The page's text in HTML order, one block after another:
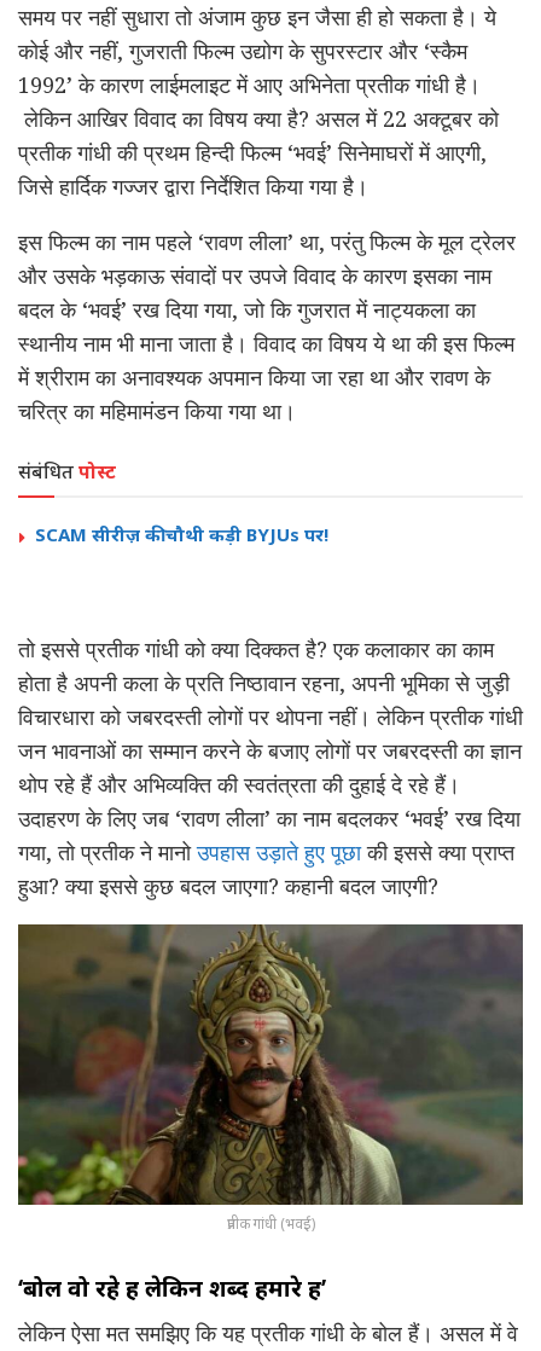
समय पर नहीं सुधारा तो अंजाम कुछ इन जैसा ही हो सकता है। ये
कोई और नहीं, गुजराती फिल्म उद्योग के सुपरस्टार और ‘स्कैम
1992’ के कारण लाईमलाइट में आए अभिनेता प्रतीक गांधी है।
लेकिन आखिर विवाद का विषय क्या है? असल में 22 अक्टूबर को
प्रतीक गांधी की प्रथम हिन्दी फिल्म ‘भवई’ सिनेमाघरों में आएगी,
जिसे हार्दिक गज्जर द्वारा निर्देशित किया गया है।
इस फिल्म का नाम पहले ‘रावण लीला’ था, परंतु फिल्म के मूल ट्रेलर
और उसके भड़काऊ संवादों पर उपजे विवाद के कारण इसका नाम
बदल के ‘भवई’ रख दिया गया, जो कि गुजरात में नाट्यकला का
स्थानीय नाम भी माना जाता है। विवाद का विषय ये था की इस फिल्म
में श्रीराम का अनावश्यक अपमान किया जा रहा था और रावण के
चरित्र का महिमामंडन किया गया था।
संबंधितपोस्ट
SCAM सीरीज़ की चौथी कड़ी BYJUs पर!
तो इससे प्रतीक गांधी को क्या दिक्कत है? एक कलाकार का काम
होता है अपनी कला के प्रति निष्ठावान रहना, अपनी भूमिका से जुड़ी
विचारधारा को जबरदस्ती लोगों पर थोपना नहीं। लेकिन प्रतीक गांधी
जन भावनाओं का सम्मान करने के बजाए लोगों पर जबरदस्ती का ज्ञान
थोप रहे हैं और अभिव्यक्ति की स्वतंत्रता की दुहाई दे रहे हैं।
उदाहरण के लिए जब ‘रावण लीला’ का नाम बदलकर ‘भवई’ रख दिया
गया, तो प्रतीक ने मानोउपहास उड़ाते हुए पूछाकी इससे क्या प्राप्त
हुआ? क्या इससे कुछ बदल जाएगा? कहानी बदल जाएगी?
प्रतीक गांधी (भवई)
‘बोल वो रहे हैं लेकिन शब्द हमारे हैं’
लेकिन ऐसा मत समझिए कि यह प्रतीक गांधी के बोल हैं। असल में वे